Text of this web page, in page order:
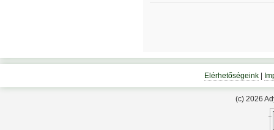
Elérhetőségeink|
(c) 2026